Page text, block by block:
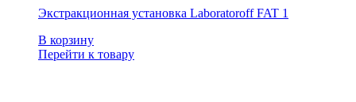
Экстракционная установка Laboratoroff FAT 1
В корзину
Перейти к товару